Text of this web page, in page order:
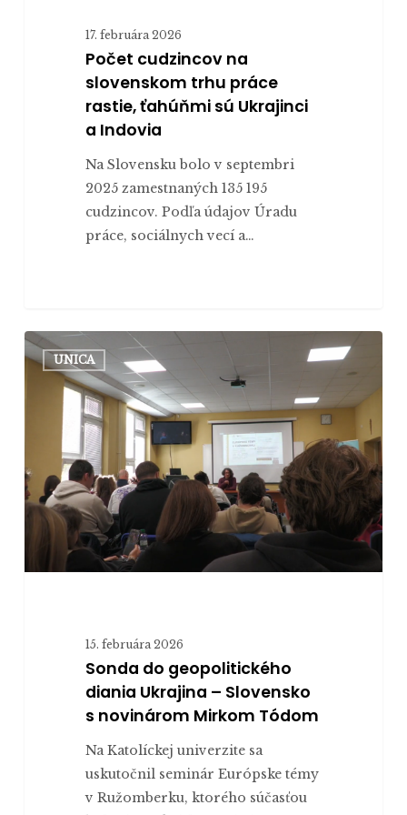
17. februára 2026
Počet cudzincov na
slovenskom trhu práce
rastie, ťahúňmi sú Ukrajinci
a Indovia
Na Slovensku bolo v septembri
2025 zamestnaných 135 195
cudzincov. Podľa údajov Úradu
práce, sociálnych vecí a…
Sonda
do
geopolitického
diania
Ukrajina
Slovensko
s novinárom
Mirkom
Tódom
UNICA
15. februára 2026
Sonda do geopolitického
diania Ukrajina – Slovensko
s novinárom Mirkom Tódom
Na Katolíckej univerzite sa
uskutočnil seminár Európske témy
v Ružomberku, ktorého súčasťou